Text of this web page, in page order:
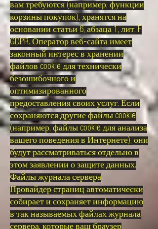
вам требуются (например, функции
корзины покупок), хранятся на
основании статьи 6, абзаца 1, лит. F
GDPR. Оператор веб-сайта имеет
законный интерес в хранении
файлов cookie для технически
безошибочного и
оптимизированного
предоставления своих услуг. Если
сохраняются другие файлы cookie
(например, файлы cookie для анализа
вашего поведения в Интернете), они
будут рассматриваться отдельно в
этом заявлении о защите данных.
Файлы журнала сервера
Провайдер страниц автоматически
собирает и сохраняет информацию
в так называемых файлах журнала
сервера, которые ваш браузер